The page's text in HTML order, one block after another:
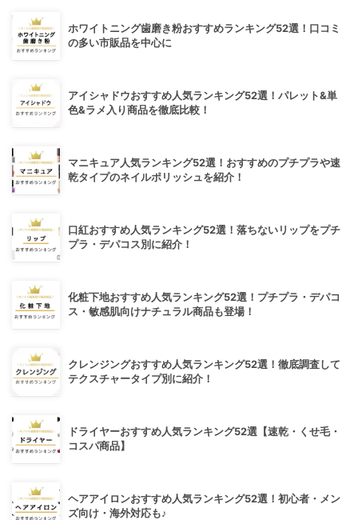
ホワイトニング歯磨き粉おすすめランキング52選！口コミ
の多い市販品を中心に
アイシャドウおすすめ人気ランキング52選！パレット&単
色&ラメ入り商品を徹底比較！
マニキュア人気ランキング52選！おすすめのプチプラや速
乾タイプのネイルポリッシュを紹介！
口紅おすすめ人気ランキング52選！落ちないリップをプチ
プラ・デパコス別に紹介！
化粧下地おすすめ人気ランキング52選！プチプラ・デパコ
ス・敏感肌向けナチュラル商品も登場！
クレンジングおすすめ人気ランキング52選！徹底調査して
テクスチャータイプ別に紹介！
ドライヤーおすすめ人気ランキング52選【速乾・くせ毛・
コスパ商品】
ヘアアイロンおすすめ人気ランキング52選！初心者・メン
ズ向け・海外対応も♪